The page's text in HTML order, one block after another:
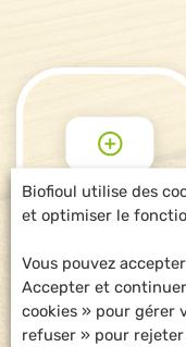
POUR
PLUS LOIN
Biofioul utilise des
et optimiser le
Vous pouvez
Accepter et
cookies » pour gérer
refuser » pour rejeter